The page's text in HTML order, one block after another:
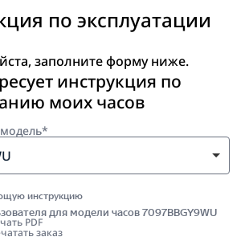
по эксплуатации
заполните форму ниже.
инструкция по
моих часов
инструкцию
для модели часов 7097BBGY9WU
PDF
заказ